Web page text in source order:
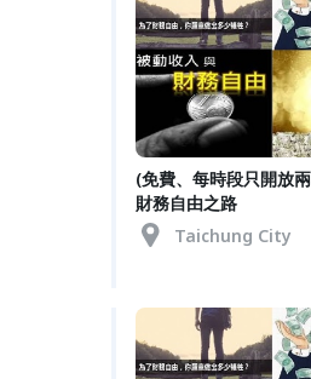
(免費、每時段只開放
財務自由之路
Taichung City